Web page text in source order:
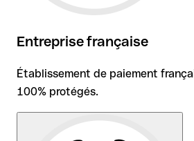
Entreprise française
Établissement de paiement
100% protégés.